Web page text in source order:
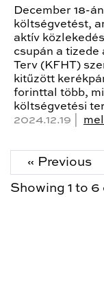
December 18-
költségvetést,
aktív
csupán a
Terv (KFHT)
kitűzött
forinttal több,
költségvetési
2024.12.19 |
« Previous
Showing 1 to 6